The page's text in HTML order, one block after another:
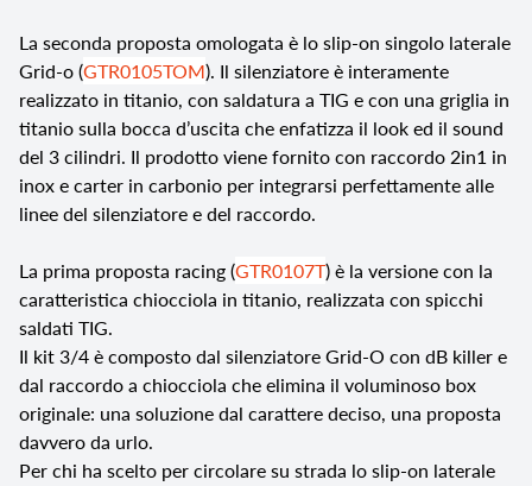
La seconda proposta omologata è lo slip-on singolo laterale
Grid-o (GTR0105TOM). Il silenziatore è interamente
realizzato in titanio, con saldatura a TIG e con una griglia in
titanio sulla bocca d’uscita che enfatizza il look ed il sound
del 3 cilindri. Il prodotto viene fornito con raccordo 2in1 in
inox e carter in carbonio per integrarsi perfettamente alle
linee del silenziatore e del raccordo.
La prima proposta racing (GTR0107T) è la versione con la
caratteristica chiocciola in titanio, realizzata con spicchi
saldati TIG.
Il kit 3/4 è composto dal silenziatore Grid-O con dB killer e
dal raccordo a chiocciola che elimina il voluminoso box
originale: una soluzione dal carattere deciso, una proposta
davvero da urlo.
Per chi ha scelto per circolare su strada lo slip-on laterale